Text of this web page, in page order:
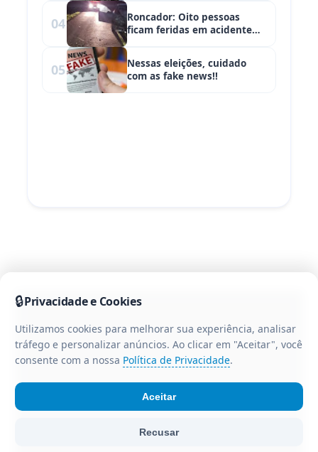
04
Roncador: Oito pessoas
ficam feridas em acidente
05
Nessas eleições, cuidado
com as fake news!!
notícias da região centro-oeste do Paraná.
🔒Privacidade e Cookies
Utilizamos cookies para melhorar sua experiência, analisar
tráfego e personalizar anúncios. Ao clicar em "Aceitar", você
consente com a nossa Política de Privacidade.
Recusar
Aceitar